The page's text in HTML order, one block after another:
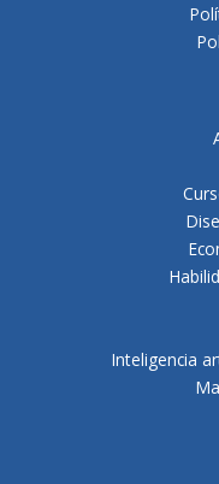
Inteligencia